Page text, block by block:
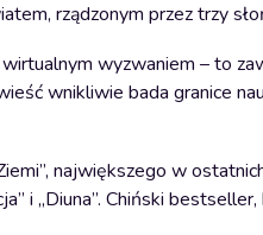
rządzonym przez trzy
wyzwaniem – to
wnikliwie bada granice
największego w
i „Diuna”. Chiński